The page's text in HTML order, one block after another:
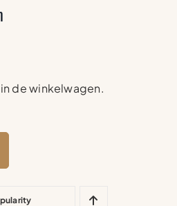
de winkelwagen.